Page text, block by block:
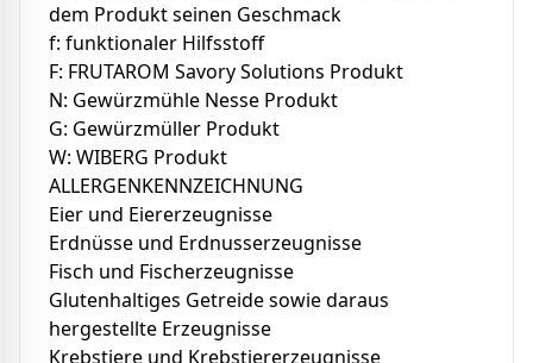
dem Produkt seinen Geschmack
f: funktionaler Hilfsstoff
F: FRUTAROM Savory Solutions Produkt
N: Gewürzmühle Nesse Produkt
G: Gewürzmüller Produkt
W: WIBERG Produkt
ALLERGENKENNZEICHNUNG
Eier und Eiererzeugnisse
Erdnüsse und Erdnusserzeugnisse
Fisch und Fischerzeugnisse
Glutenhaltiges Getreide sowie daraus
hergestellte Erzeugnisse
Krebstiere und Krebstiererzeugnisse